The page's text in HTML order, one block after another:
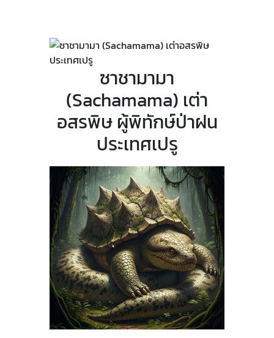
ซาชามามา
(Sachamama) เต่า
อสรพิษ ผู้พิทักษ์ป่าฝน
ประเทศเปรู